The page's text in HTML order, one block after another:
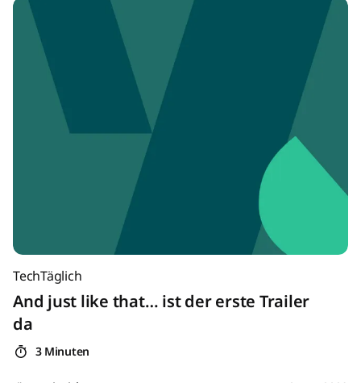
TechTäglich
And just like that… ist der erste Trailer
da
3 Minuten